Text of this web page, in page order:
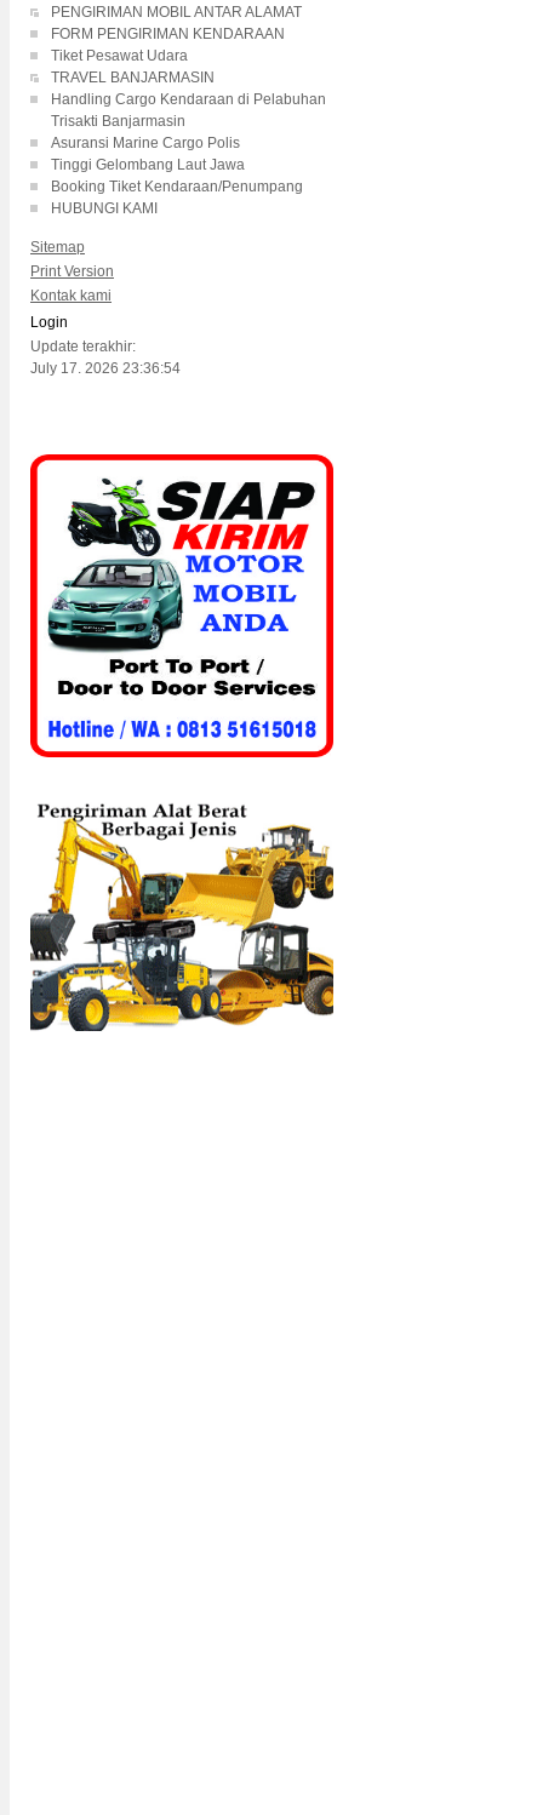
PENGIRIMAN MOBIL ANTAR ALAMAT
FORM PENGIRIMAN KENDARAAN
Tiket Pesawat Udara
TRAVEL BANJARMASIN
Handling Cargo Kendaraan di Pelabuhan
Trisakti Banjarmasin
Asuransi Marine Cargo Polis
Tinggi Gelombang Laut Jawa
Booking Tiket Kendaraan/Penumpang
HUBUNGI KAMI
Sitemap
Print Version
Kontak kami
Login
Update terakhir:
July 17. 2026 23:36:54